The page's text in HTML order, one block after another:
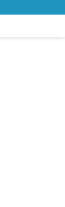
Lampung